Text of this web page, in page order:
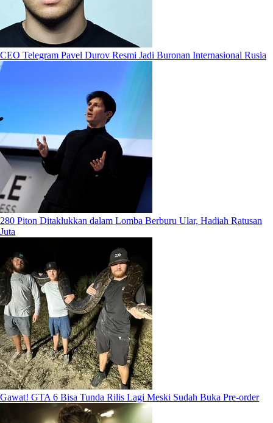
CEO Telegram Pavel Durov Resmi Jadi Buronan Internasional Rusia
280 Piton Ditaklukkan dalam Lomba Berburu Ular, Hadiah Ratusan
Juta
Gawat! GTA 6 Bisa Tunda Rilis Lagi Meski Sudah Buka Pre-order